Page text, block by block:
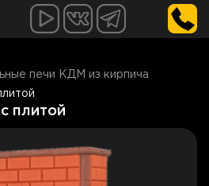
печи КДМ из кирпича
плитой